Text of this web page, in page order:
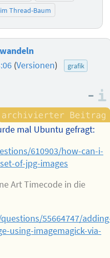
Thread-Baum
(Versionen)
grafik
–
mal Ubuntu gefragt:
610903/how-can-i-
of-jpg-images
Art Timecode in die
55664747/
using-imagemagick-via-